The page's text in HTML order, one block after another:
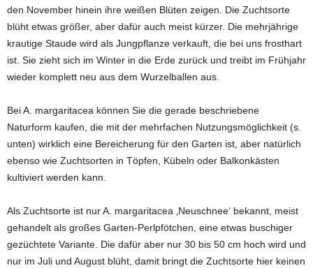
den November hinein ihre weißen Blüten zeigen. Die Zuchtsorte
blüht etwas größer, aber dafür auch meist kürzer. Die mehrjährige
krautige Staude wird als Jungpflanze verkauft, die bei uns frosthart
ist. Sie zieht sich im Winter in die Erde zurück und treibt im Frühjahr
wieder komplett neu aus dem Wurzelballen aus.
Bei A. margaritacea können Sie die gerade beschriebene
Naturform kaufen, die mit der mehrfachen Nutzungsmöglichkeit (s.
unten) wirklich eine Bereicherung für den Garten ist, aber natürlich
ebenso wie Zuchtsorten in Töpfen, Kübeln oder Balkonkästen
kultiviert werden kann.
Als Zuchtsorte ist nur A. margaritacea ‚Neuschnee‘ bekannt, meist
gehandelt als großes Garten-Perlpfötchen, eine etwas buschiger
gezüchtete Variante. Die dafür aber nur 30 bis 50 cm hoch wird und
nur im Juli und August blüht, damit bringt die Zuchtsorte hier keinen